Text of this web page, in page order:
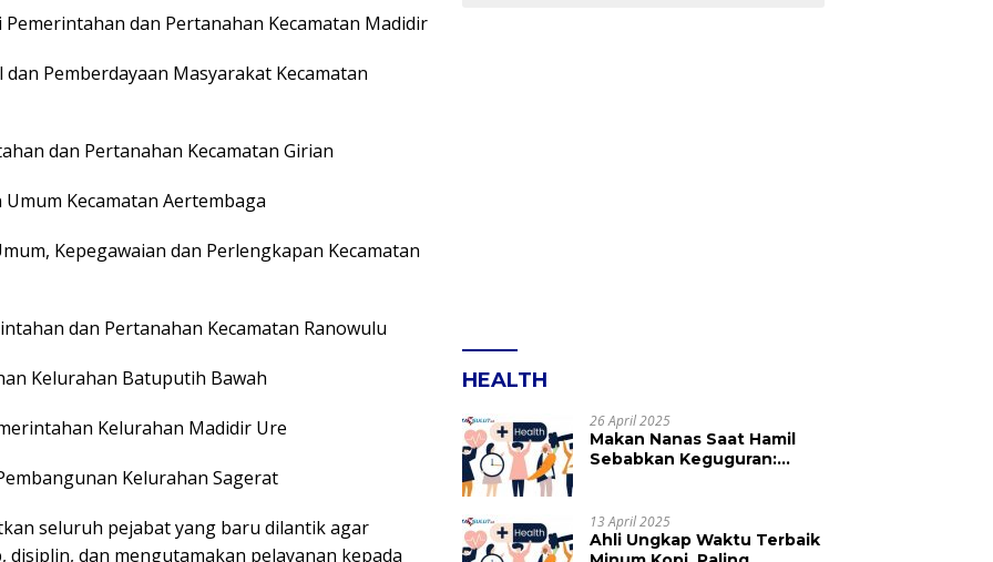
Pemerintahan dan Pertanahan Kecamatan Madidir
dan Pemberdayaan Masyarakat Kecamatan
dan Pertanahan Kecamatan Girian
Umum Kecamatan Aertembaga
Kepegawaian dan Perlengkapan Kecamatan
dan Pertanahan Kecamatan Ranowulu
Kelurahan Batuputih Bawah
Kelurahan Madidir Ure
Kelurahan Sagerat
seluruh pejabat yang baru dilantik agar
dan mengutamakan pelayanan kepada
HEALTH
26 April 2025
Makan Nanas Saat Hamil
Sebabkan Keguguran:
13 April 2025
Ahli Ungkap Waktu Terbaik